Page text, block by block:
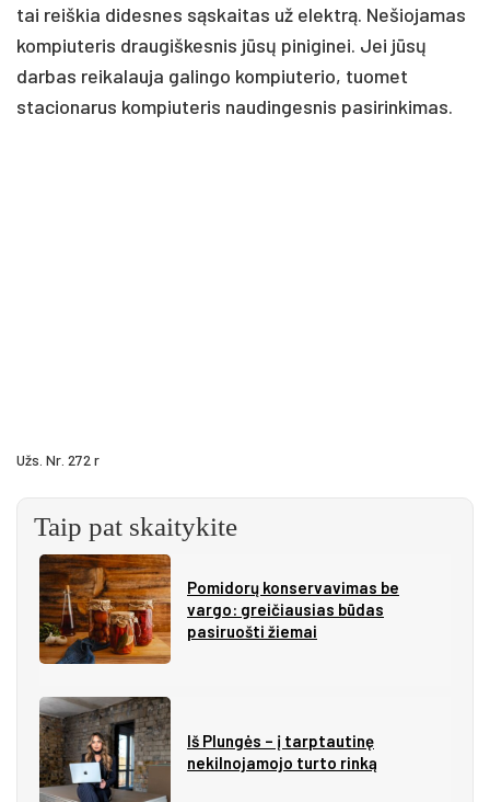
tai reiškia didesnes sąskaitas už elektrą. Nešiojamas
kompiuteris draugiškesnis jūsų piniginei. Jei jūsų
darbas reikalauja galingo kompiuterio, tuomet
stacionarus kompiuteris naudingesnis pasirinkimas.
Užs. Nr. 272 r
Taip pat skaitykite
Pomidorų konservavimas be
vargo: greičiausias būdas
pasiruošti žiemai
Iš Plungės – į tarptautinę
nekilnojamojo turto rinką